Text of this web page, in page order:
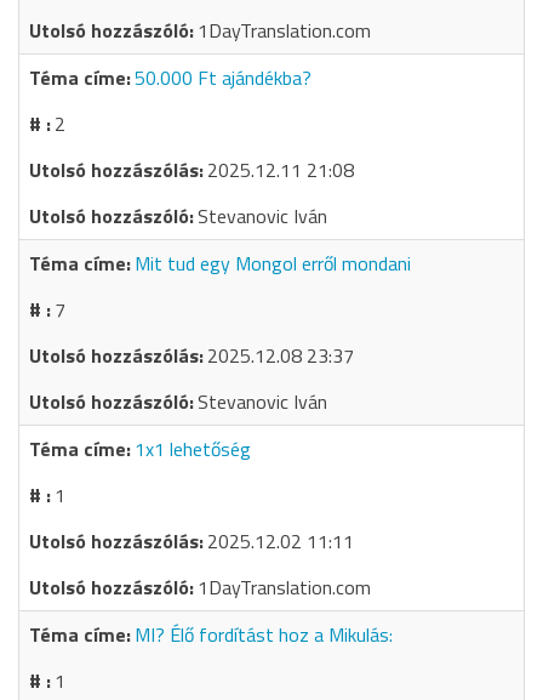
1DayTranslation.com
50.000 Ft ajándékba?
2
2025.12.11 21:08
Stevanovic Iván
Mit tud egy Mongol erről mondani
7
2025.12.08 23:37
Stevanovic Iván
1x1 lehetőség
1
2025.12.02 11:11
1DayTranslation.com
MI? Élő fordítást hoz a Mikulás:
1